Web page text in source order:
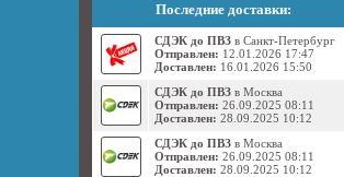
Последние доставки:
СДЭК до ПВЗ в Санкт-Петербург
Отправлен: 12.01.2026 17:47
Доставлен: 16.01.2026 15:50
СДЭК до ПВЗ в Москва
Отправлен: 26.09.2025 08:11
Доставлен: 28.09.2025 10:12
СДЭК до ПВЗ в Москва
Отправлен: 26.09.2025 08:11
Доставлен: 28.09.2025 10:12